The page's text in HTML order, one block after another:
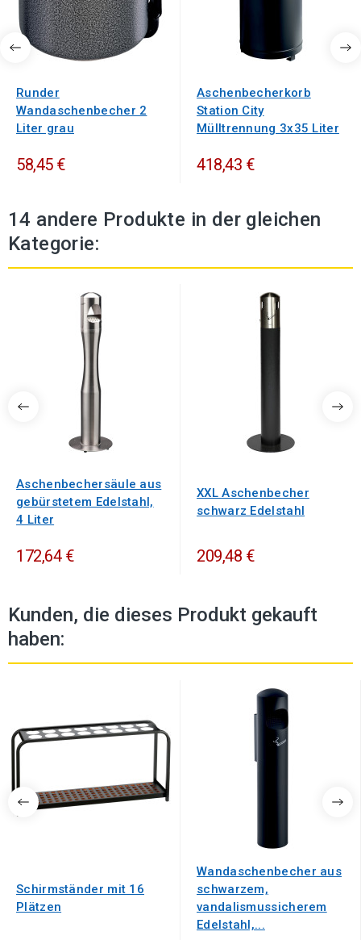
Runder
Wandaschenbecher 2
Liter grau
58,45 €
Aschenbecherkorb
Station City
Mülltrennung 3x35 Liter
418,43 €
14 andere Produkte in der gleichen
Kategorie:
Aschenbechersäule aus
gebürstetem Edelstahl,
4 Liter
172,64 €
XXL Aschenbecher
schwarz Edelstahl
209,48 €
Kunden, die dieses Produkt gekauft
haben:
Schirmständer mit 16
Plätzen
Wandaschenbecher aus
schwarzem,
vandalismussicherem
Edelstahl,...